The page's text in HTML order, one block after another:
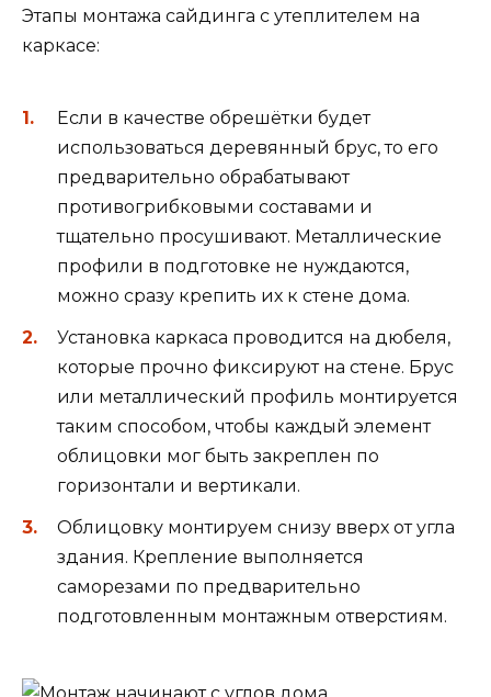
Этапы монтажа сайдинга с утеплителем на
каркасе:
Если в качестве обрешётки будет
использоваться деревянный брус, то его
предварительно обрабатывают
противогрибковыми составами и
тщательно просушивают. Металлические
профили в подготовке не нуждаются,
можно сразу крепить их к стене дома.
Установка каркаса проводится на дюбеля,
которые прочно фиксируют на стене. Брус
или металлический профиль монтируется
таким способом, чтобы каждый элемент
облицовки мог быть закреплен по
горизонтали и вертикали.
Облицовку монтируем снизу вверх от угла
здания. Крепление выполняется
саморезами по предварительно
подготовленным монтажным отверстиям.